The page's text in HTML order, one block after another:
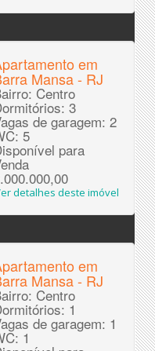
em
Mansa - RJ
Centro
3
de garagem: 2
5
para
detalhes deste imóvel
em
Mansa - RJ
Centro
1
de garagem: 1
1